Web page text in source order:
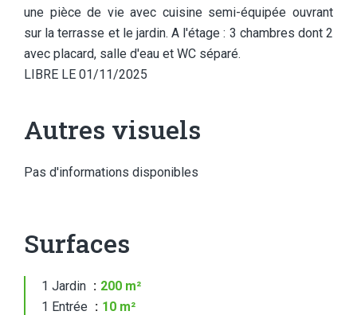
une pièce de vie avec cuisine semi-équipée ouvrant
sur la terrasse et le jardin. A l'étage : 3 chambres dont 2
avec placard, salle d'eau et WC séparé.
LIBRE LE 01/11/2025
Autres visuels
Pas d'informations disponibles
Surfaces
1 Jardin
200 m²
1 Entrée
10 m²